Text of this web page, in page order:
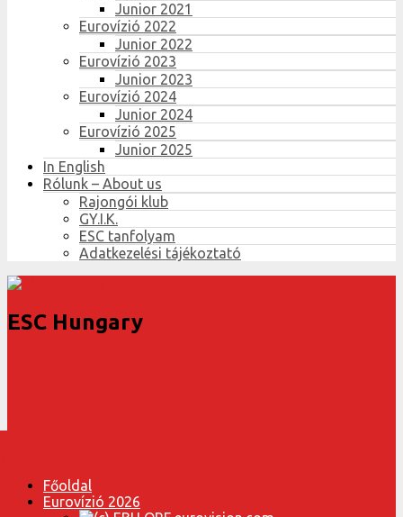
Junior 2021
Eurovízió 2022
Junior 2022
Eurovízió 2023
Junior 2023
Eurovízió 2024
Junior 2024
Eurovízió 2025
Junior 2025
In English
Rólunk – About us
Rajongói klub
GY.I.K.
ESC tanfolyam
Adatkezelési tájékoztató
ESC Hungary
Főoldal
Eurovízió 2026